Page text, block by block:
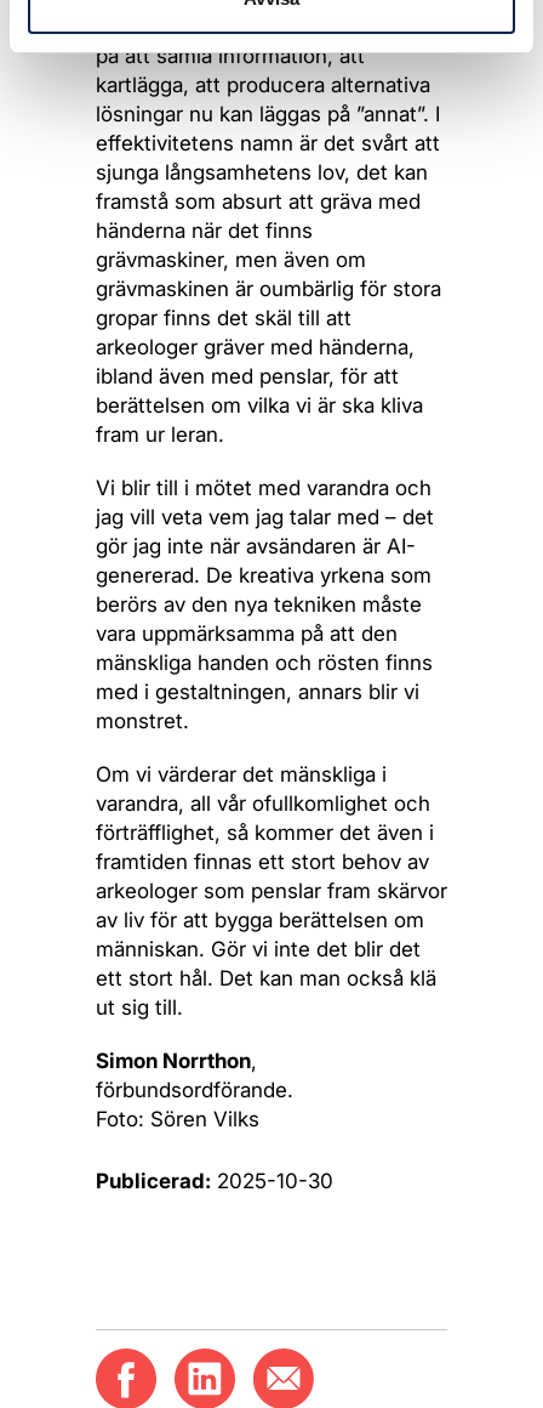
ordning där all den tid du förut la ner
på att samla information, att
kartlägga, att producera alternativa
lösningar nu kan läggas på ”annat”. I
effektivitetens namn är det svårt att
sjunga långsamhetens lov, det kan
framstå som absurt att gräva med
händerna när det finns
grävmaskiner, men även om
grävmaskinen är oumbärlig för stora
gropar finns det skäl till att
arkeologer gräver med händerna,
ibland även med penslar, för att
berättelsen om vilka vi är ska kliva
fram ur leran.
Vi blir till i mötet med varandra och
jag vill veta vem jag talar med – det
gör jag inte när avsändaren är AI-
genererad. De kreativa yrkena som
berörs av den nya tekniken måste
vara uppmärksamma på att den
mänskliga handen och rösten finns
med i gestaltningen, annars blir vi
monstret.
Om vi värderar det mänskliga i
varandra, all vår ofullkomlighet och
förträfflighet, så kommer det även i
framtiden finnas ett stort behov av
arkeologer som penslar fram skärvor
av liv för att bygga berättelsen om
människan. Gör vi inte det blir det
ett stort hål. Det kan man också klä
ut sig till.
Simon Norrthon,
förbundsordförande.
Foto: Sören Vilks
Publicerad: 2025-10-30